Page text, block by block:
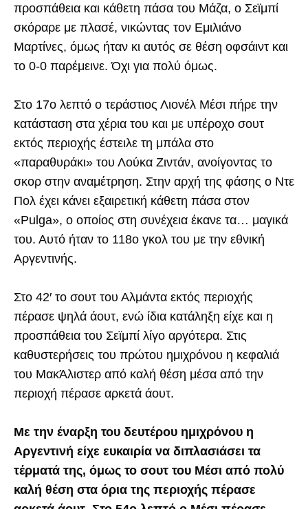
προσπάθεια και κάθετη πάσα του Μάζα, ο Σεϊμπί
σκόραρε με πλασέ, νικώντας τον Εμιλιάνο
Μαρτίνες, όμως ήταν κι αυτός σε θέση οφσάιντ και
το 0-0 παρέμεινε. Όχι για πολύ όμως.
Στο 17ο λεπτό ο τεράστιος Λιονέλ Μέσι πήρε την
κατάσταση στα χέρια του και με υπέροχο σουτ
εκτός περιοχής έστειλε τη μπάλα στο
«παραθυράκι» του Λούκα Ζιντάν, ανοίγοντας το
σκορ στην αναμέτρηση. Στην αρχή της φάσης ο Ντε
Πολ έχει κάνει εξαιρετική κάθετη πάσα στον
«Pulga», ο οποίος στη συνέχεια έκανε τα… μαγικά
του. Αυτό ήταν το 118ο γκολ του με την εθνική
Αργεντινής.
Στο 42′ το σουτ του Αλμάντα εκτός περιοχής
πέρασε ψηλά άουτ, ενώ ίδια κατάληξη είχε και η
προσπάθεια του Σεϊμπί λίγο αργότερα. Στις
καθυστερήσεις του πρώτου ημιχρόνου η κεφαλιά
του ΜακΆλιστερ από καλή θέση μέσα από την
περιοχή πέρασε αρκετά άουτ.
Με την έναρξη του δευτέρου ημιχρόνου η
Αργεντινή είχε ευκαιρία να διπλασιάσει τα
τέρματά της, όμως το σουτ του Μέσι από πολύ
καλή θέση στα όρια της περιοχής πέρασε